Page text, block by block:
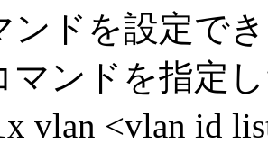
ンドを設定で
マンドを指定
vlan <vlan id